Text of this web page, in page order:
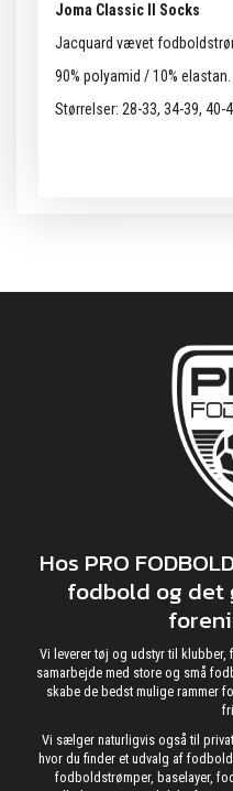
Joma Classic II Socks
Jacquard vævet
90% polyamid / 10% elastan.
Størrelser: 28-33, 34-39, 40-
Hos PRO
fodbold og
Vi leverer tøj og udstyr til
samarbejde med store og små
skabe de bedst mulige rammer
Vi sælger naturligvis også til
hvor du finder et udvalg af
fodboldstrømper, baselayer,